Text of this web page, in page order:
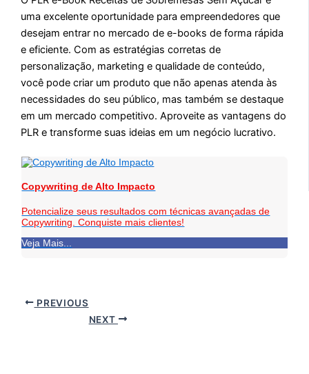
uma excelente oportunidade para empreendedores que
desejam entrar no mercado de e-books de forma rápida
e eficiente. Com as estratégias corretas de
personalização, marketing e qualidade de conteúdo,
você pode criar um produto que não apenas atenda às
necessidades do seu público, mas também se destaque
em um mercado competitivo. Aproveite as vantagens do
PLR e transforme suas ideias em um negócio lucrativo.
Copywriting de Alto Impacto
Potencialize seus resultados com técnicas avançadas de
Copywriting. Conquiste mais clientes!
Veja Mais...
PREVIOUS
NEXT